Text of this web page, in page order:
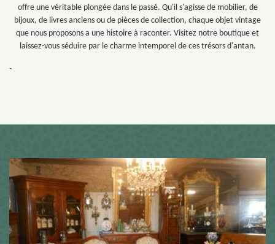
offre une véritable plongée dans le passé. Qu'il s'agisse de mobilier, de
bijoux, de livres anciens ou de pièces de collection, chaque objet vintage
que nous proposons a une histoire à raconter. Visitez notre boutique et
laissez-vous séduire par le charme intemporel de ces trésors d'antan.
-